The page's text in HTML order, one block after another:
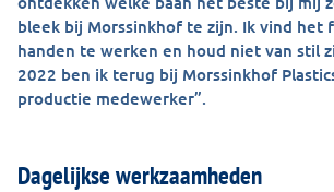
bleek bij Morssinkhof te zijn. Ik vind het
handen te werken en houd niet van stil
2022 ben ik terug bij Morssinkhof
productie medewerker”.
Dagelijkse werkzaamheden